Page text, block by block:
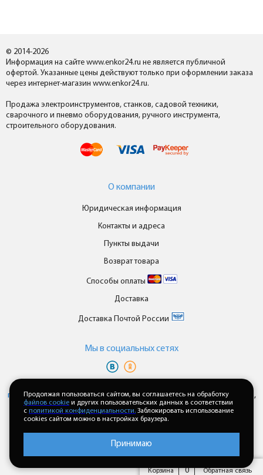
© 2014-2026
Информация на сайте www.enkor24.ru не является публичной
офертой. Указанные цены действуют только при оформлении заказа
через интернет-магазин www.enkor24.ru.
Продажа электроинструментов, станков, садовой техники,
сварочного и пневмо оборудования, ручного инструмента,
строительного оборудования.
О компании
Юридическая информация
Контакты и адреса
Пункты выдачи
Возврат товара
Способы оплаты
Доставка
Доставка Почтой России
Мы в cоциальных сетях
персональных данныхипользовательского соглашениякаждый раз,
когда оставляете свои данные в любой форме обратной связи на
сайте enkor24.ru
Корзина 0 Обратная связь
Продолжая пользоваться сайтом, вы соглашаетесь на обработку
файлов cookie и других пользовательских данных в соответствии
с политикой конфиденциальности. Заблокировать использование
cookies сайтом можно в настройках браузера.
Принимаю